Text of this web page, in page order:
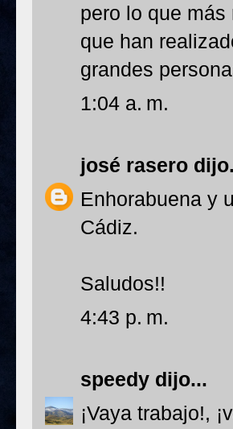
pero lo que
que han
grandes
1:04 a. m.
josé rasero
Enhorabuena y
Cádiz.
Saludos!!
4:43 p. m.
speedy dijo...
¡Vaya trabajo!,